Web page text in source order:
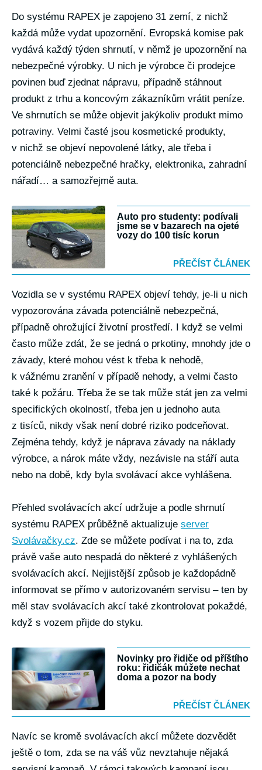
Do systému RAPEX je zapojeno 31 zemí, z nichž
každá může vydat upozornění. Evropská komise pak
vydává každý týden shrnutí, v němž je upozornění na
nebezpečné výrobky. U nich je výrobce či prodejce
povinen buď zjednat nápravu, případně stáhnout
produkt z trhu a koncovým zákazníkům vrátit peníze.
Ve shrnutích se může objevit jakýkoliv produkt mimo
potraviny. Velmi časté jsou kosmetické produkty,
v nichž se objeví nepovolené látky, ale třeba i
potenciálně nebezpečné hračky, elektronika, zahradní
nářadí… a samozřejmě auta.
Auto pro studenty: podívali
jsme se v bazarech na ojeté
vozy do 100 tisíc korun
PŘEČÍST ČLÁNEK
Vozidla se v systému RAPEX objeví tehdy, je-li u nich
vypozorována závada potenciálně nebezpečná,
případně ohrožující životní prostředí. I když se velmi
často může zdát, že se jedná o prkotiny, mnohdy jde o
závady, které mohou vést k třeba k nehodě,
k vážnému zranění v případě nehody, a velmi často
také k požáru. Třeba že se tak může stát jen za velmi
specifických okolností, třeba jen u jednoho auta
z tisíců, nikdy však není dobré riziko podceňovat.
Zejména tehdy, když je náprava závady na náklady
výrobce, a nárok máte vždy, nezávisle na stáří auta
nebo na době, kdy byla svolávací akce vyhlášena.
Přehled svolávacích akcí udržuje a podle shrnutí
systému RAPEX průběžně aktualizuje server
Svolávačky.cz. Zde se můžete podívat i na to, zda
právě vaše auto nespadá do některé z vyhlášených
svolávacích akcí. Nejjistější způsob je každopádně
informovat se přímo v autorizovaném servisu – ten by
měl stav svolávacích akcí také zkontrolovat pokaždé,
když s vozem přijde do styku.
Novinky pro řidiče od příštího
roku: řidičák můžete nechat
doma a pozor na body
PŘEČÍST ČLÁNEK
Navíc se kromě svolávacích akcí můžete dozvědět
ještě o tom, zda se na váš vůz nevztahuje nějaká